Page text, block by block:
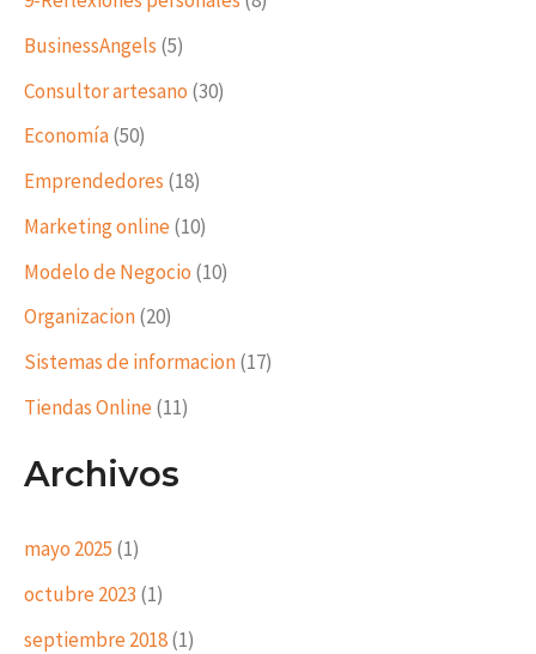
BusinessAngels (5)
Consultor artesano (30)
Economía(50)
Emprendedores (18)
Marketing online(10)
Modelo de Negocio (10)
Organizacion(20)
Sistemas de informacion(17)
Tiendas Online(11)
Archivos
mayo 2025 (1)
octubre 2023 (1)
septiembre 2018(1)